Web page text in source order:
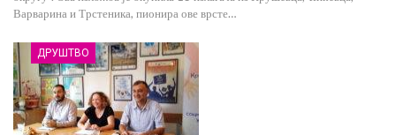
Варварина и Трстеника, пионира ове врсте…
ДРУШТВО